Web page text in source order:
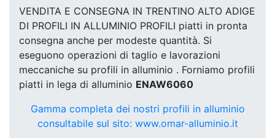
VENDITA E CONSEGNA IN TRENTINO ALTO ADIGE
DI PROFILI IN ALLUMINIO PROFILI piatti in pronta
consegna anche per modeste quantità. Si
eseguono operazioni di taglio e lavorazioni
meccaniche su profili in alluminio . Forniamo profili
piatti in lega di alluminio ENAW6060
Gamma completa dei nostri profili in alluminio
consultabile sul sito: www.omar-alluminio.it